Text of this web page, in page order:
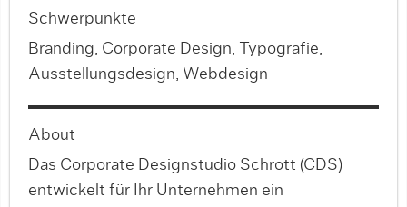
Schwerpunkte
Branding, Corporate Design, Typografie,
Ausstellungsdesign, Webdesign
About
Das Corporate Designstudio Schrott (CDS)
entwickelt für Ihr Unternehmen ein